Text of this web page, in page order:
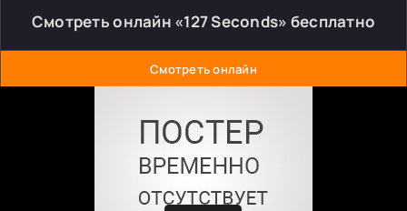
Смотреть онлайн «127 Seconds» бесплатно
Смотреть онлайн